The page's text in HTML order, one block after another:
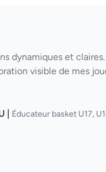
dynamiques et
visible de mes
| Éducateur basket U17,